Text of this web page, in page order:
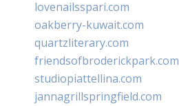
lovenailsspari.com
oakberry-kuwait.com
quartzliterary.com
friendsofbroderickpark.com
studiopiattellina.com
jannagrillspringfield.com